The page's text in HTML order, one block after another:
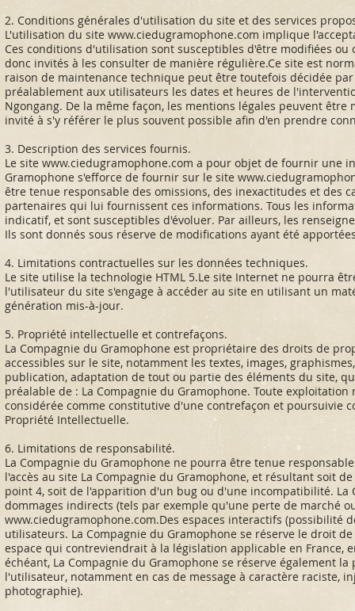
2. Conditions générales d'utilisation du site et des services
L'utilisation du site www.ciedugramophone.com implique
Ces conditions d'utilisation sont susceptibles d'être modifiées
donc invités à les consulter de manière régulière.Ce site est
raison de maintenance technique peut être toutefois décidée
préalablement aux utilisateurs les dates et heures de
Ngongang. De la même façon, les mentions légales peuvent
invité à s'y référer le plus souvent possible afin d'en prendre
3. Description des services fournis.
Le site www.ciedugramophone.com a pour objet de fournir une
Gramophone s'efforce de fournir sur le site
être tenue responsable des omissions, des inexactitudes et des
partenaires qui lui fournissent ces informations. Tous les
indicatif, et sont susceptibles d'évoluer. Par ailleurs, les
Ils sont donnés sous réserve de modifications ayant été
4. Limitations contractuelles sur les données techniques.
Le site utilise la technologie HTML 5.Le site Internet ne pourra
l'utilisateur du site s'engage à accéder au site en utilisant un
génération mis-à-jour.
5. Propriété intellectuelle et contrefaçons.
La Compagnie du Gramophone est propriétaire des droits de
accessibles sur le site, notamment les textes, images,
publication, adaptation de tout ou partie des éléments du site,
préalable de : La Compagnie du Gramophone. Toute
considérée comme constitutive d'une contrefaçon et poursuivie
Propriété Intellectuelle.
6. Limitations de responsabilité.
La Compagnie du Gramophone ne pourra être tenue
l'accès au site La Compagnie du Gramophone, et résultant soit
point 4, soit de l'apparition d'un bug ou d'une incompatibilité.
dommages indirects (tels par exemple qu'une perte de marché
www.ciedugramophone.com.Des espaces interactifs (possibilité
utilisateurs. La Compagnie du Gramophone se réserve le droit
espace qui contreviendrait à la législation applicable en France,
échéant, La Compagnie du Gramophone se réserve également
l'utilisateur, notamment en cas de message à caractère
photographie).